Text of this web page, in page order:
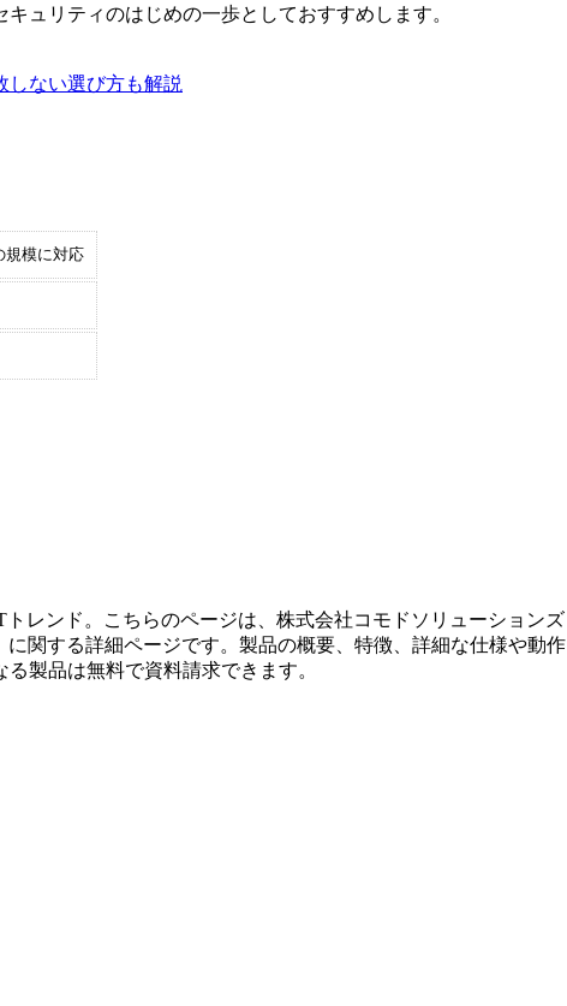
ュリティのはじめの一歩としておすすめします。
しない選び方も解説
規模に対応
レンド。こちらのページは、 株式会社コモドソリューションズ
に関する詳細ページです。製品の概要、特徴、詳細な仕様や動作
製品は無料で資料請求できます。